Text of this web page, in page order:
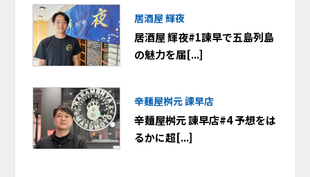
居酒屋 輝夜
居酒屋 輝夜#1諫早で五島列島
の魅力を届[...]
辛麺屋桝元 諫早店
辛麺屋桝元 諫早店#4 予想をは
るかに超[...]